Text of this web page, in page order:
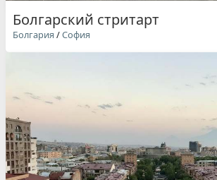
Болгарский стритарт
Болгария /София